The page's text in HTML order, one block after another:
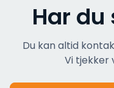
Har
Du kan altid
Vi tjekker